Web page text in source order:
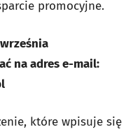
promocyjne.
na adres e-mail:
które wpisuje się